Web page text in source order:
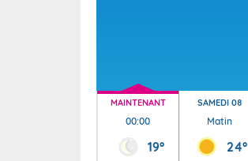
MAINTENANT
00:00
19°
SAMEDI 08
Matin
24°